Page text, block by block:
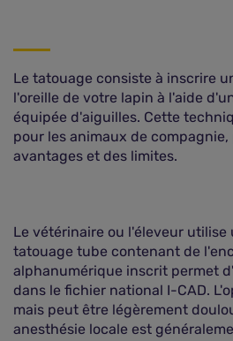
Le tatouage consiste à inscrire
l'oreille de votre lapin à l'aide
équipée d'aiguilles. Cette
pour les animaux de
avantages et des limites.
Le vétérinaire ou l'éleveur
tatouage tube contenant de
alphanumérique inscrit permet
dans le fichier national I-CAD.
mais peut être légèrement
anesthésie locale est